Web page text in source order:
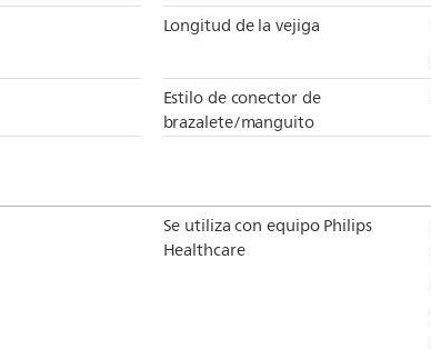
Longitud de la vejiga
Estilo de conector de
brazalete/manguito
Se utiliza con equipo Philips
Healthcare